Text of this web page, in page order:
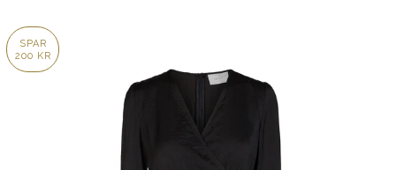
SPAR
200 KR